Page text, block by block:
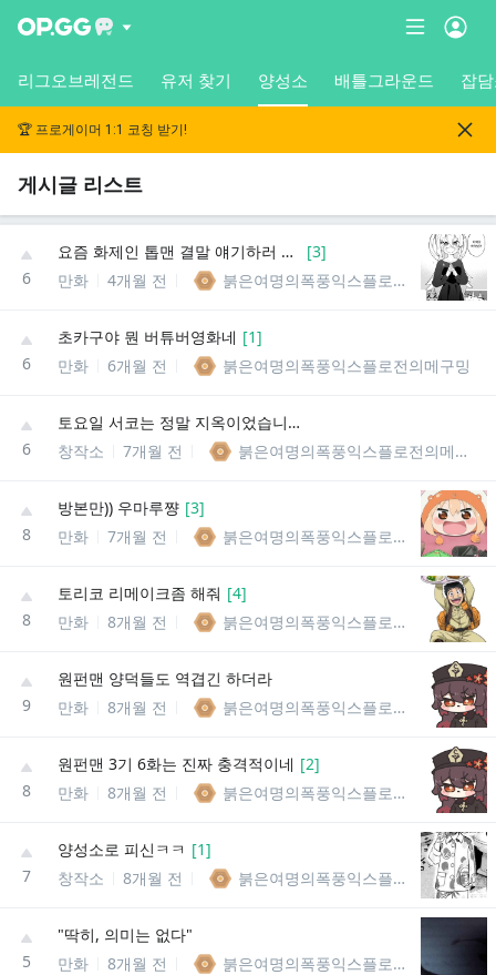
리그오브레전드 유저 찾기 양성소 배틀그라운드 잡
🏆 프로게이머 1:1 코칭 받기!
게시글 리스트
6
요즘 화제인 톱맨 결말 얘기하러 돌아옴 [3]
만화
4개월 전 붉은여명의폭풍익스플로전의메구밍
6
초카구야 뭔 버튜버영화네 [1]
만화
6개월 전 붉은여명의폭풍익스플로전의메구밍
6
토요일 서코는 정말 지옥이었습니다
창작소
7개월 전 붉은여명의폭풍익스플로전의메구밍
8
방본만)) 우마루쨩 [3]
만화
7개월 전 붉은여명의폭풍익스플로전의메구밍
8
토리코 리메이크좀 해줘 [4]
만화
8개월 전 붉은여명의폭풍익스플로전의메구밍
9
원펀맨 양덕들도 역겹긴 하더라
만화
8개월 전 붉은여명의폭풍익스플로전의메구밍
8
원펀맨 3기 6화는 진짜 충격적이네 [2]
만화
8개월 전 붉은여명의폭풍익스플로전의메구밍
7
양성소로 피신ㅋㅋ [1]
창작소
8개월 전 붉은여명의폭풍익스플로전의메구밍
5
"딱히, 의미는 없다"
만화
8개월 전 붉은여명의폭풍익스플로전의메구밍